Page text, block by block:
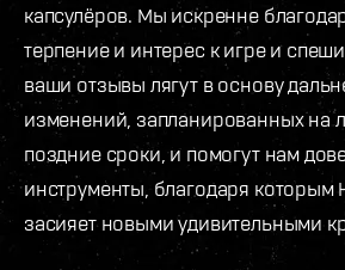
капсулёров. Мы искренне
терпение и интерес к игре и
ваши отзывы лягут в основу
изменений, запланированных на
поздние сроки, и помогут нам
инструменты, благодаря
засияет новыми удивительными